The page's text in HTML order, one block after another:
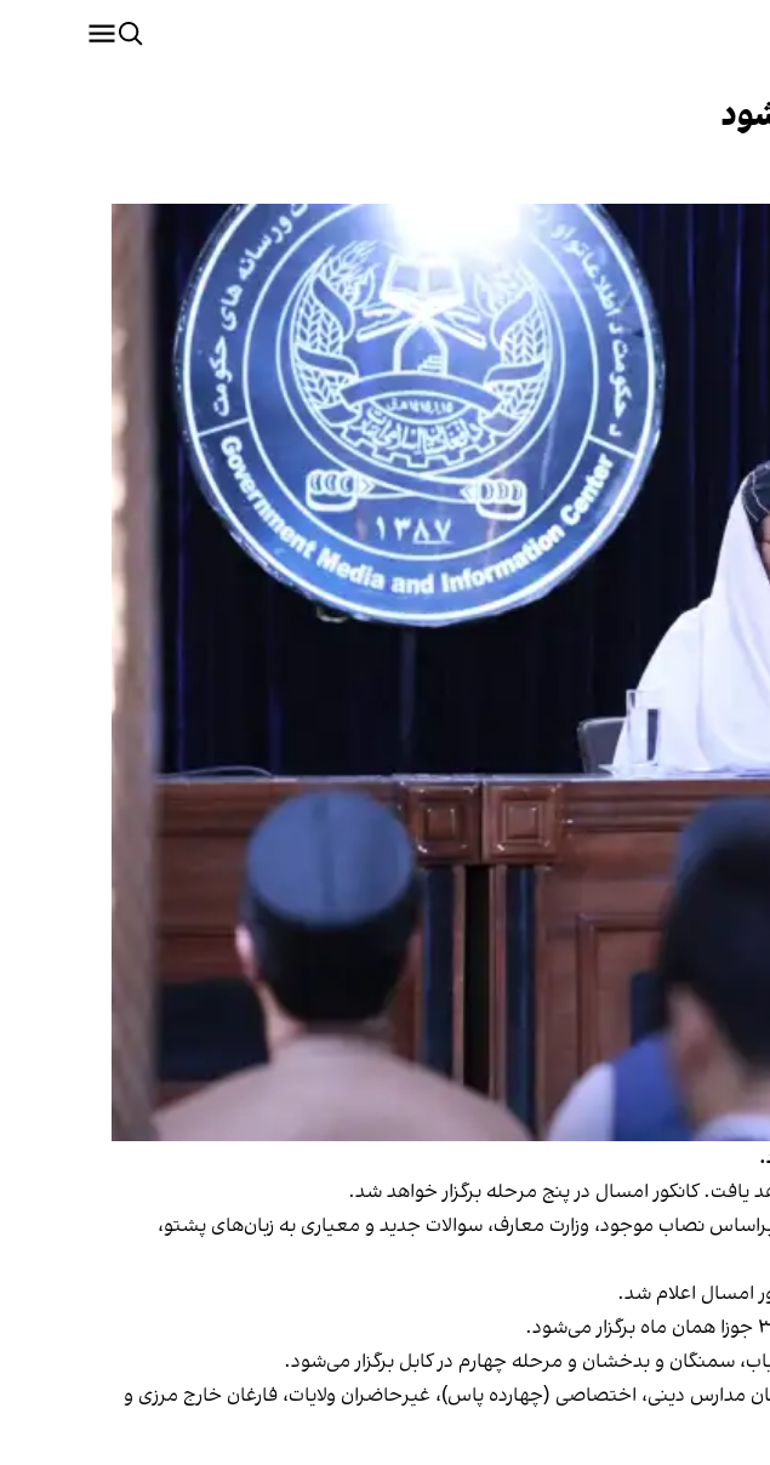
نصاب موجود، وزارت معارف، سوالات جدید و معیاری به زبان‌های پشتو،
امسال اعلام شد.
سمنگان و بدخشان و مرحله چهارم در کابل برگزار می‌شود.
کابل برگزار می‌شود، ویژه امتحان مدارس دینی، اختصاصی (چهارده پاس)، غیرحاضران ولایات، فارغان خارج مرزی و